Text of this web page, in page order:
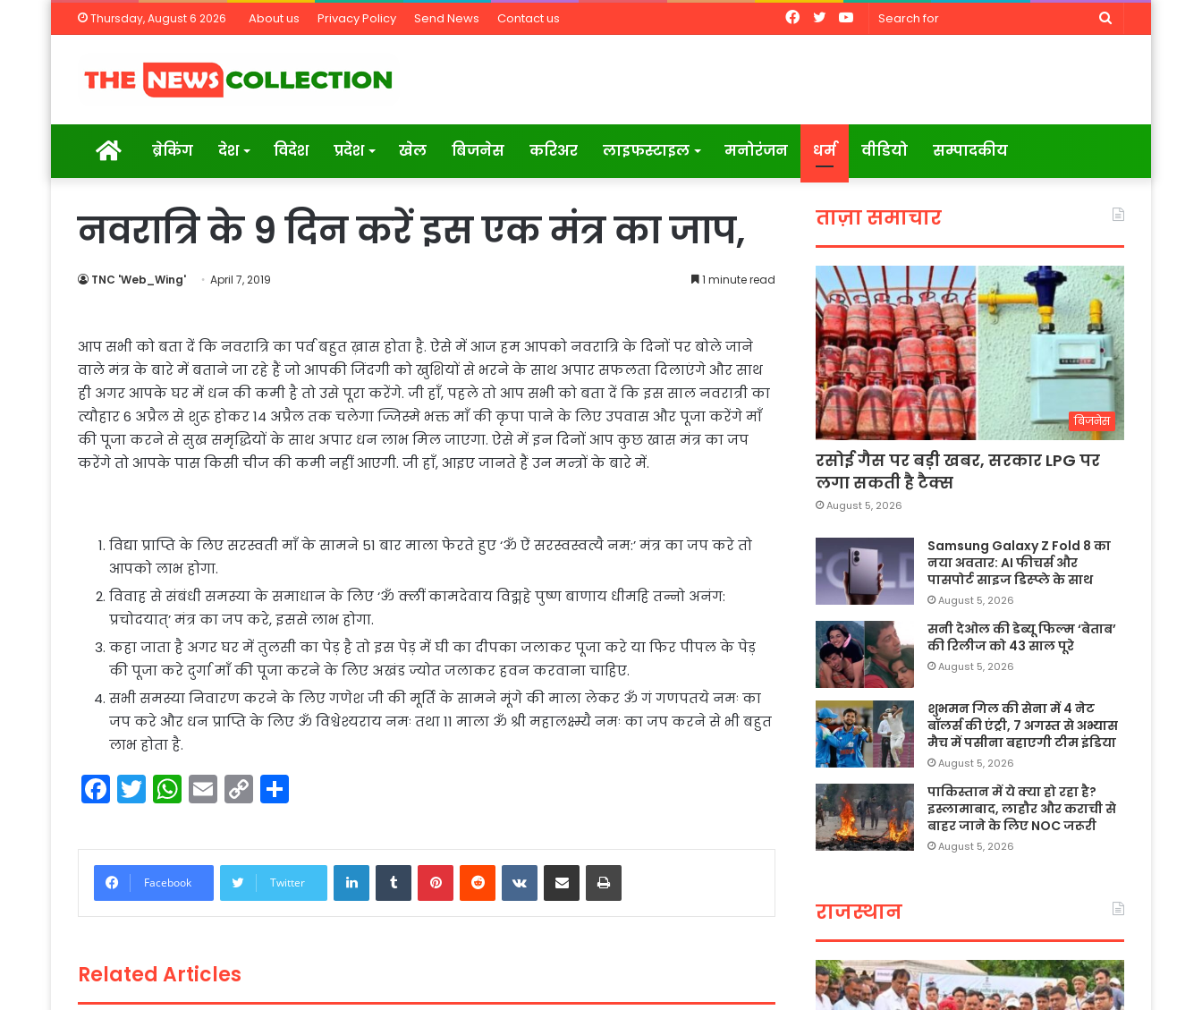
Thursday, August 6 2026 About us Privacy Policy Send News Contact us
Search
YouTube
Twitter
Facebook
Homeब्रेकिंग देश विदेश प्रदेश खेल बिजनेस करिअर लाइफस्टाइल मनोरंजन धर्म वीडियो सम्पादकीय
नवरात्रि के 9 दिन करें इस एक मंत्र का जाप,
TNC 'Web_Wing' April 7, 2019 1 minute read
आप सभी को बता दें कि नवरात्रि का पर्व बहुत ख़ास होता है. ऐसे में आज हम आपको नवरात्रि के दिनों पर बोले जाने
वाले मंत्र के बारे में बताने जा रहे हैं जो आपकी जिंदगी को खुशियों से भरने के साथ अपार सफलता दिलाएंगे और साथ
ही अगर आपके घर में धन की कमी है तो उसे पूरा करेंगे. जी हाँ, पहले तो आप सभी को बता दें कि इस साल नवरात्री का
त्यौहार 6 अप्रैल से शुरू होकर 14 अप्रैल तक चलेगा ज्जिस्मे भक्त माँ की कृपा पाने के लिए उपवास और पूजा करेंगे माँ
की पूजा करने से सुख समृद्धियों के साथ अपार धन लाभ मिल जाएगा. ऐसे में इन दिनों आप कुछ खास मंत्र का जप
करेंगे तो आपके पास किसी चीज की कमी नहीं आएगी. जी हाँ, आइए जानते हैं उन मन्त्रों के बारे में.
विद्या प्राप्ति के लिए सरस्वती माँ के सामने 51 बार माला फेरते हुए ‘ॐ ऐं सरस्वस्वत्यै नम:’ मंत्र का जप करे तो
आपको लाभ होगा.
विवाह से संबंधी समस्या के समाधान के लिए ‘ॐ क्लीं कामदेवाय विद्महे पुष्ण बाणाय धीमहि तन्नो अनंग:
प्रचोदयात्’ मंत्र का जप करे, इससे लाभ होगा.
कहा जाता है अगर घर में तुलसी का पेड़ है तो इस पेड़ में घी का दीपका जलाकर पूजा करे या फिर पीपल के पेड़
की पूजा करे दुर्गा माँ की पूजा करने के लिए अखंड ज्योत जलाकर हवन करवाना चाहिए.
सभी समस्या निवारण करने के लिए गणेश जी की मूर्ति के सामने मूंगे की माला लेकर ॐ गं गणपतये नमः का
जप करे और धन प्राप्ति के लिए ॐ विश्वेश्यराय नमः तथा 11 माला ॐ श्री महालक्ष्म्यै नमः का जप करने से भी बहुत
लाभ होता है.
F
a
c
e
b
o
k
T
w
itt
er
W
h
a
ts
A
p
E
m
ai
l
C
o
p
y
Li
ar
e
Facebook Twitter
LinkedInTumblrPinterestReddit VKontakte
Share via Email Print
Related Articles
ताज़ा समाचार
बिजनेस
रसोई गैस पर बड़ी खबर, सरकार LPG पर
लगा सकती है टैक्स
August 5, 2026
Samsung Galaxy Z Fold 8 का
नया अवतार: AI फीचर्स और
पासपोर्ट साइज डिस्प्ले के साथ
August 5, 2026
सनी देओल की डेब्यू फिल्म ‘बेताब’
की रिलीज को 43 साल पूरे
August 5, 2026
शुभमन गिल की सेना में 4 नेट
बॉलर्स की एंट्री, 7 अगस्त से अभ्यास
मैच में पसीना बहाएगी टीम इंडिया
August 5, 2026
पाकिस्तान में ये क्या हो रहा है?
इस्लामाबाद, लाहौर और कराची से
बाहर जाने के लिए NOC जरूरी
August 5, 2026
राजस्थान